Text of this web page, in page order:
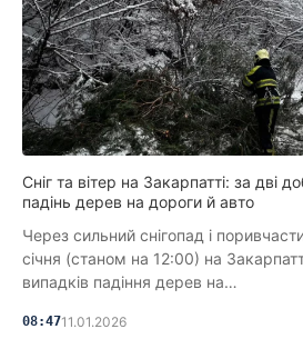
Сніг та вітер на Закарпатті: за дві
падінь дерев на дороги й авто
Через сильний снігопад і
січня (станом на 12:00) на
випадків падіння дерев на…
08:4711.01.2026